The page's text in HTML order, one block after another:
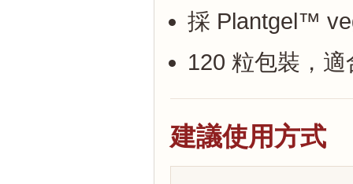
採 Plantgel™
120 粒包裝，
建議使用方式